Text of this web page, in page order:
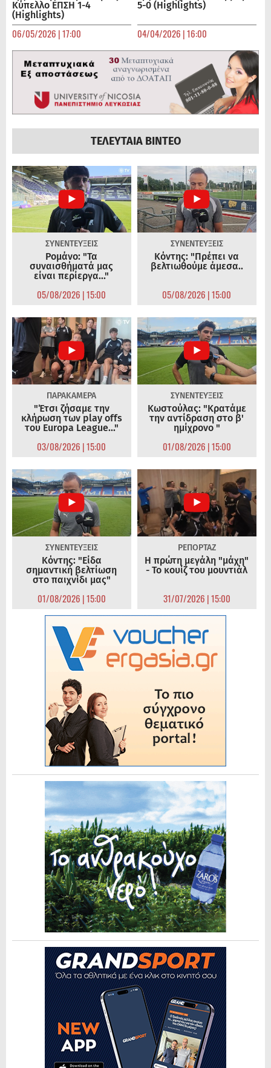
Κύπελλο ΕΠΣΗ 1-4
(Highlights)
06/05/2026 | 17:00
5-0 (Highlights)
04/04/2026 | 16:00
ΤΕΛΕΥΤΑΙΑ ΒΙΝΤΕΟ
ΣΥΝΕΝΤΕΥΞΕΙΣ
Ρομάνο: "Τα
συναισθήματά μας
είναι περίεργα..."
05/08/2026 | 15:00
ΣΥΝΕΝΤΕΥΞΕΙΣ
Κόντης: "Πρέπει να
βελτιωθούμε άμεσα..
05/08/2026 | 15:00
ΠΑΡΑΚΑΜΕΡΑ
"Έτσι ζήσαμε την
κλήρωση των play offs
του Europa League..."
03/08/2026 | 15:00
ΣΥΝΕΝΤΕΥΞΕΙΣ
Κωστούλας: "Κρατάμε
την αντίδραση στο β'
ημίχρονο "
01/08/2026 | 15:00
ΣΥΝΕΝΤΕΥΞΕΙΣ
Κόντης: "Είδα
σημαντική βελτίωση
στο παιχνίδι μας"
01/08/2026 | 15:00
ΡΕΠΟΡΤΑΖ
Η πρώτη μεγάλη "μάχη"
- Το κουίζ του μουντιάλ
31/07/2026 | 15:00